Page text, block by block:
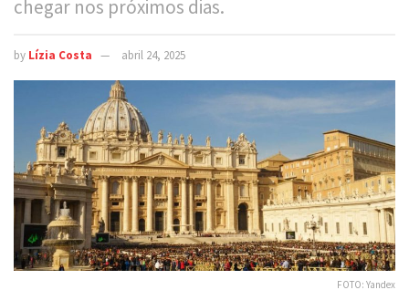
chegar nos próximos dias.
by Lízia Costa abril 24, 2025
FOTO: Yandex